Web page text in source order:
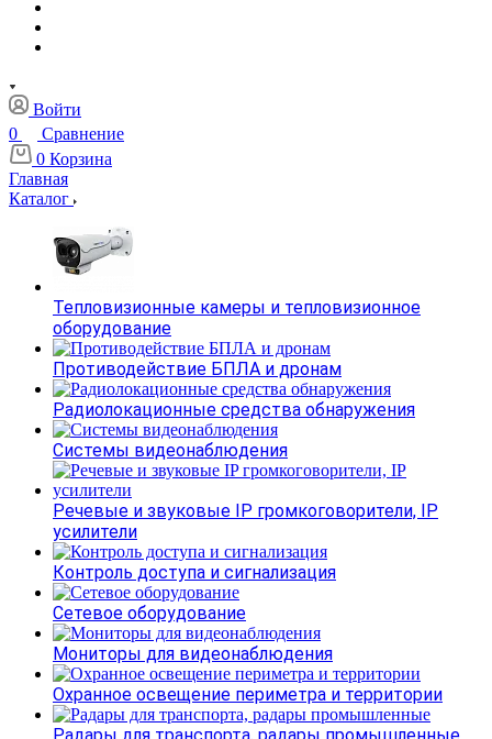
Войти
0
Сравнение
0 Корзина
Главная
Каталог
Тепловизионные камеры и тепловизионное
оборудование
Противодействие БПЛА и дронам
Радиолокационные средства обнаружения
Системы видеонаблюдения
Речевые и звуковые IP громкоговорители, IP
усилители
Контроль доступа и сигнализация
Сетевое оборудование
Мониторы для видеонаблюдения
Охранное освещение периметра и территории